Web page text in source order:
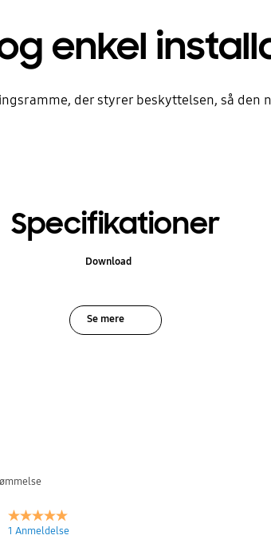
enkel
der styrer beskyttelsen, så den
Specifikationer
Download
Se mere